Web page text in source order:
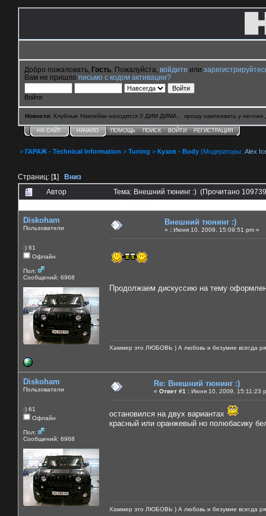
Добро пожаловать, Гость . Пожалуйста, войдите или
Вам не пришло письмо с кодом активации?
Войти
Новости: Клубные Наклейки находятся У ДИМ ДИМА . прошу наклеивать у негоже
НА САЙТ НАЧАЛО ПОМОЩЬ ПОИСК ВОЙТИ РЕГИСТРАЦИЯ
> ГАРАЖ - Technical Information > Tuning > Кузов - Body (Модераторы: Alex
Страниц: [1] Вниз
Автор
Тема: Внешний тюнинг :) (Прочитано
Diskoham
Пользователи
:) 61
Офлайн
Пол:
Сообщений: 6968
Внешний тюнинг :)
« : Июня 10, 2009, 15:09:51 pm »
Продолжаем дискуссию на тему
Хаммер это ЛЮБОВЬ ) А любовь и безумие всегда
Diskoham
Пользователи
:) 61
Офлайн
Пол:
Сообщений: 6968
Re: Внешний тюнинг :)
« Ответ #1 : Июня 10, 2009, 15:11:23
остановился на двух вариантах
красный или оранжевый но полюбасику
Хаммер это ЛЮБОВЬ ) А любовь и безумие всегда